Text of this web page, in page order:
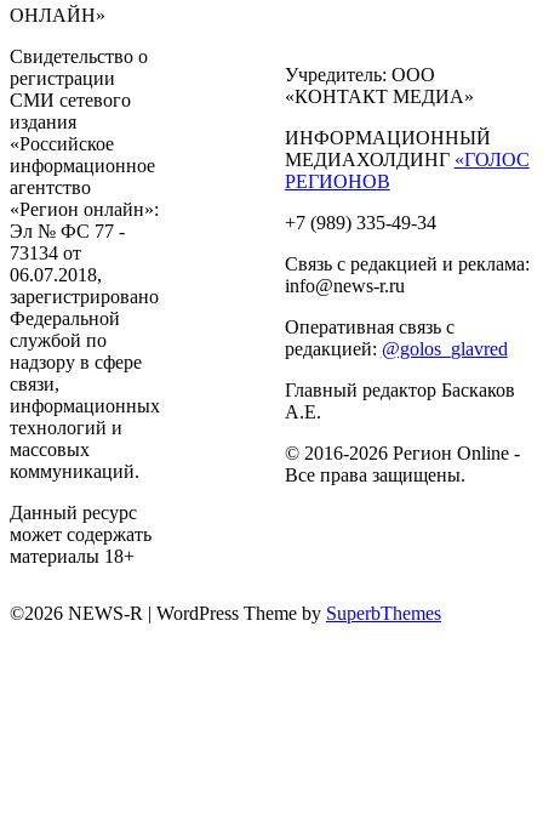
ОНЛАЙН»
Свидетельство о
регистрации
СМИ сетевого
издания
«Российское
информационное
агентство
«Регион онлайн»:
Эл № ФС 77 -
73134 от
06.07.2018,
зарегистрировано
Федеральной
службой по
надзору в сфере
связи,
информационных
технологий и
массовых
коммуникаций.
Данный ресурс
может содержать
материалы 18+
Учредитель: ООО
«КОНТАКТ МЕДИА»
ИНФОРМАЦИОННЫЙ
МЕДИАХОЛДИНГ «ГОЛОС
РЕГИОНОВ
+7 (989) 335-49-34
Связь с редакцией и реклама:
info@news-r.ru
Оперативная связь с
редакцией: @golos_glavred
Главный редактор Баскаков
А.Е.
© 2016-2026 Регион Online -
Все права защищены.
©2026 NEWS-R | WordPress Theme by SuperbThemes